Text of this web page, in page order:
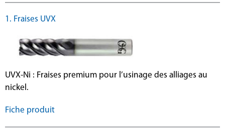
1. Fraises UVX
UVX-Ni : Fraises premium pour l’usinage des alliages au
nickel.
Fiche produit